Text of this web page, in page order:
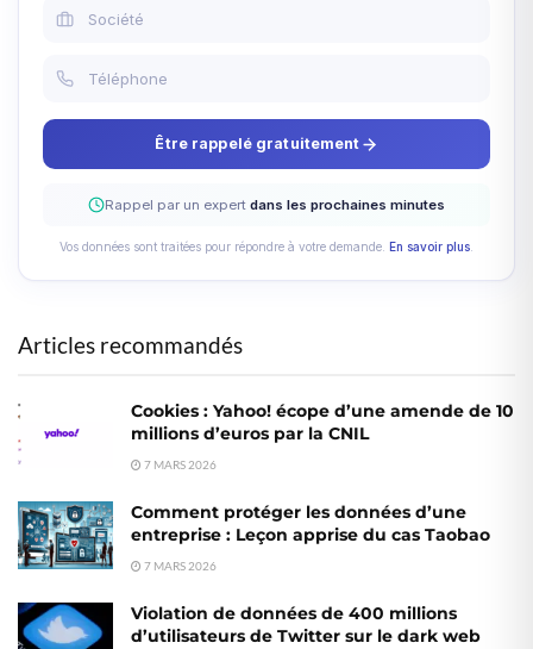
Être rappelé gratuitement
Rappel par un expert dans les prochaines minutes
Vos données sont traitées pour répondre à votre demande. En savoir plus
Articles recommandés
Cookies : Yahoo! écope d’une amende de 10
millions d’euros par la CNIL
7 MARS 2026
Comment protéger les données d’une
entreprise : Leçon apprise du cas Taobao
7 MARS 2026
Violation de données de 400 millions
d’utilisateurs de Twitter sur le dark web